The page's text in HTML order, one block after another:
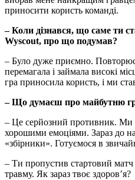
приносити користь команді.
– Коли дізнався, що саме ти
Wyscout, про що подумав?
– Було дуже приємно.
перемагала і займала високі
гра приносила користь, і ми
– Що думаєш про майбутню
– Це серйозний противник. Ми
хорошими емоціями. Зараз до
«збірники». Готуємося в
– Ти пропустив стартовий матч
травму. Як зараз твоє здоров’я?